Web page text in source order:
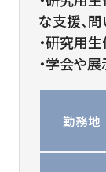
な支援、
・研究用
・学会や
勤務地